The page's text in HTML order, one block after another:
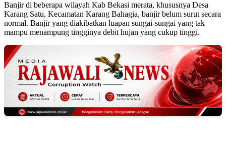
Banjir di beberapa wilayah Kab Bekasi merata, khususnya Desa
Karang Satu, Kecamatan Karang Bahagia, banjir belum surut secara
normal. Banjir yang diakibatkan luapan sungai-sungai yang tak
mampu menampung tingginya debit hujan yang cukup tinggi.